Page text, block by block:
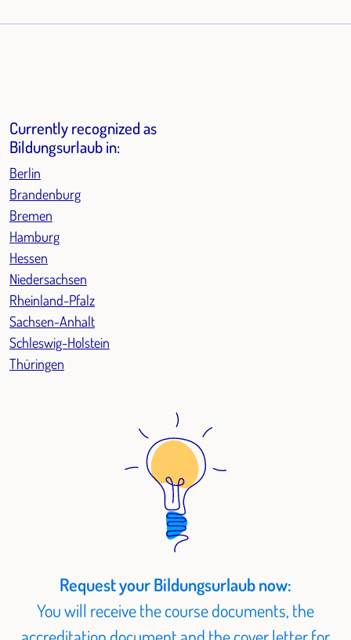
Currently recognized as
Bildungsurlaub in:
Berlin
Brandenburg
Bremen
Hamburg
Hessen
Niedersachsen
Rheinland-Pfalz
Sachsen-Anhalt
Schleswig-Holstein
Thüringen
Request your Bildungsurlaub now:
You will receive the course documents, the